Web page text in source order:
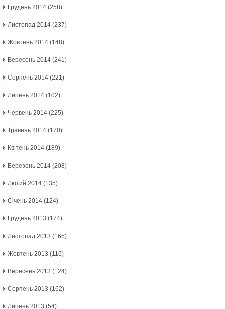
Грудень 2014 (258)
Листопад 2014 (237)
Жовтень 2014 (148)
Вересень 2014 (241)
Серпень 2014 (221)
Липень 2014 (102)
Червень 2014 (225)
Травень 2014 (170)
Квітень 2014 (189)
Березень 2014 (208)
Лютий 2014 (135)
Січень 2014 (124)
Грудень 2013 (174)
Листопад 2013 (165)
Жовтень 2013 (116)
Вересень 2013 (124)
Серпень 2013 (162)
Липень 2013 (54)